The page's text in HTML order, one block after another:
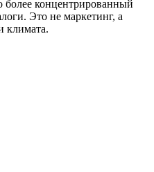
концентрированный
Это не маркетинг, а
климата.